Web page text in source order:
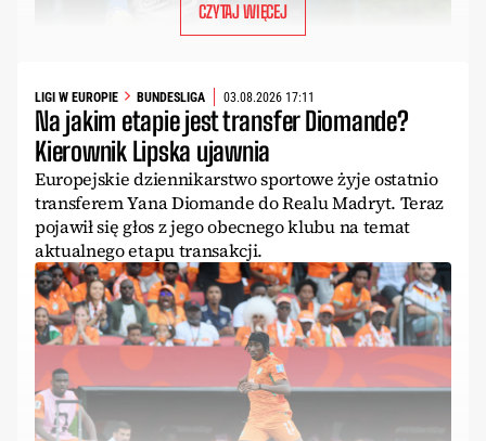
CZYTAJ WIĘCEJ
LIGI W EUROPIE BUNDESLIGA 03.08.2026 17:11
Na jakim etapie jest transfer Diomande?
Kierownik Lipska ujawnia
Europejskie dziennikarstwo sportowe żyje ostatnio
transferem Yana Diomande do Realu Madryt. Teraz
pojawił się głos z jego obecnego klubu na temat
aktualnego etapu transakcji.